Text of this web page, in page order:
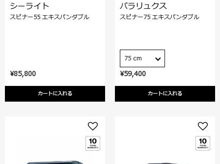
¥85,800
カートに入れる
シーライト
スピナー55 エキスパンダブル
¥59,400
カートに入れる
パラリュクス
スピナー75 エキスパンダブル
75 cm